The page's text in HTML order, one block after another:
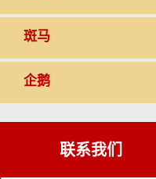
斑马
企鹅
联系我们